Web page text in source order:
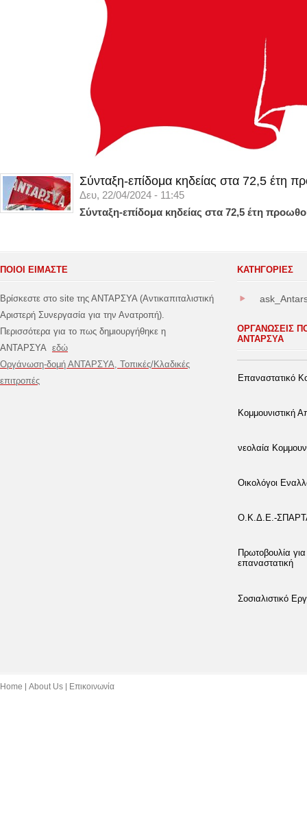
Σύνταξη-επίδομα κηδείας στα 72,5 έτη
Δευ, 22/04/2024 - 11:45
Σύνταξη-επίδομα κηδείας στα 72,5 έτη
ΠΟΙΟΙ ΕΙΜΑΣΤΕ
Βρίσκεστε στο site της ΑΝΤΑΡΣΥΑ (Αντικαπιταλιστική
Αριστερή Συνεργασία για την Ανατροπή).
Περισσότερα για το πως δημιουργήθηκε η
ΑΝΤΑΡΣΥΑ εδώ
Οργάνωση-δομή ΑΝΤΑΡΣΥΑ, Τοπικές/Κλαδικές
επιτροπές
ΚΑΤΗΓΟΡΊΕΣ
ΟΡΓΑΝΩΣΕΙΣ
ΑΝΤΑΡΣΥΑ
Επαναστατικό
Κομμουνιστική
νεολαία
Οικολόγοι
Ο.Κ.Δ.Ε.-
Πρωτοβουλία
επαναστατική
Σοσιαλιστικό
Home About Us Επικοινωνία